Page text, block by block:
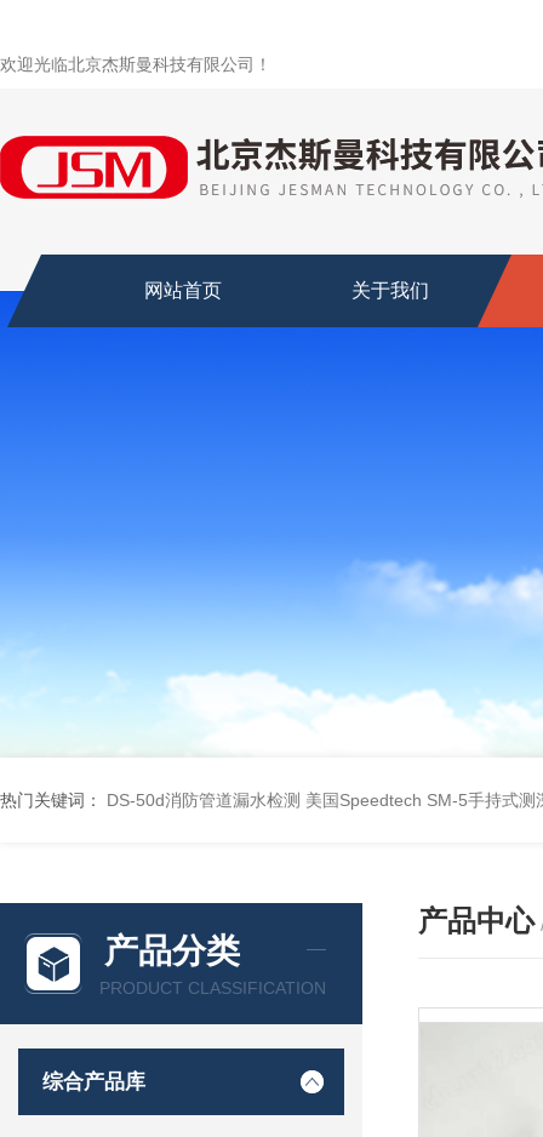
欢迎光临北京杰斯曼科技有限公司！
网站首页 关于我们
热门关键词： DS-50d消防管道漏水检测 美国Speedtech SM-5手持式测
产品分类
PRODUCT CLASSIFICATION
综合产品库
产品中心